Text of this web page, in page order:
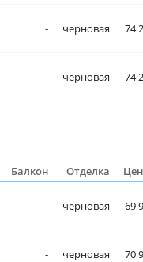
- черновая 74
- черновая 74
Балкон Отделка
- черновая 69
- черновая 70